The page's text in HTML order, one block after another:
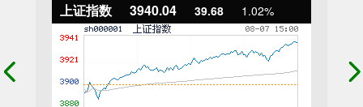
上证指数 3940.04 39.68 1.02%